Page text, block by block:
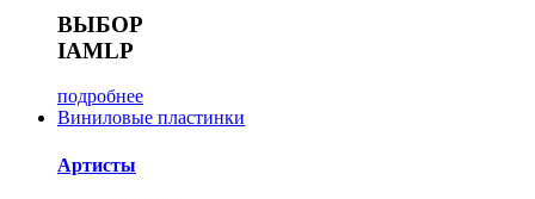
ВЫБОР
IAMLP
подробнее
Виниловые пластинки
Артисты